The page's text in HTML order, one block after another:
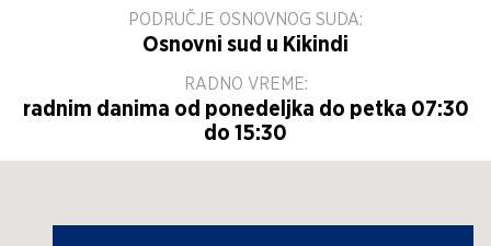
PODRUČJE OSNOVNOG SUDA:
Osnovni sud u Kikindi
RADNO VREME:
radnim danima od ponedeljka do petka 07:30
do 15:30